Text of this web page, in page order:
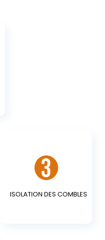
ISOLATION DES COMBLES